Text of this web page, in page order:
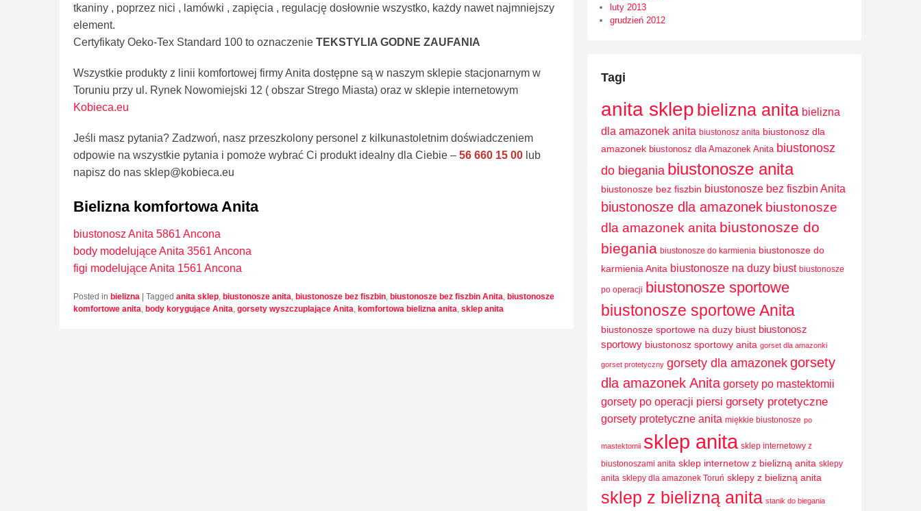
tkaniny , poprzez nici , lamówki , zapięcia , regulację dosłownie wszystko, każdy nawet najmniejszy
element.
Certyfikaty Oeko-Tex Standard 100 to oznaczenie TEKSTYLIA GODNE ZAUFANIA
Wszystkie produkty z linii komfortowej firmy Anita dostępne są w naszym sklepie stacjonarnym w
Toruniu przy ul. Rynek Nowomiejski 12 ( obszar Strego Miasta) oraz w sklepie internetowym
Kobieca.eu
Jeśli masz pytania? Zadzwoń, nasz przeszkolony personel z kilkunastoletnim doświadczeniem
odpowie na wszystkie pytania i pomoże wybrać Ci produkt idealny dla Ciebie – 56 660 15 00 lub
napisz do nas sklep@kobieca.eu
Bielizna komfortowa Anita
biustonosz Anita 5861 Ancona
body modelujące Anita 3561 Ancona
figi modelujące Anita 1561 Ancona
Posted in bielizna | Tagged anita sklep biustonosze anita biustonosze bez fiszbin biustonosze bez fiszbin Anita biustonosze
komfortowe anita body korygujące Anita gorsety wyszczuplające Anita komfortowa bielizna anita sklep anita
luty 2013
grudzień 2012
Tagi
anita sklep bielizna anita bielizna
dla amazonek anita biustonosz anita biustonosz dla
amazonek biustonosz dla Amazonek Anita biustonosz
do biegania biustonosze anita
biustonosze bez fiszbin biustonosze bez fiszbin Anita
biustonosze dla amazonek biustonosze
dla amazonek anita biustonosze do
biegania biustonosze do karmienia biustonosze do
karmienia Anita biustonosze na duzy biust biustonosze
po operacji biustonosze sportowe
biustonosze sportowe Anita
biustonosze sportowe na duzy biust biustonosz
sportowy biustonosz sportowy anita gorset dla amazonki
gorset protetyczny gorsety dla amazonekgorsety
dla amazonek Anita gorsety po mastektomii
gorsety po operacji piersi gorsety protetyczne
gorsety protetyczne anita miękkie biustonosze po
mastektomii sklep anita sklep internetowy z
biustonoszami anita sklep internetow z bielizną anita sklepy
anita sklepy dla amazonek Toruń sklepy z bielizną anita
sklep z bielizną anita stanik do biegania